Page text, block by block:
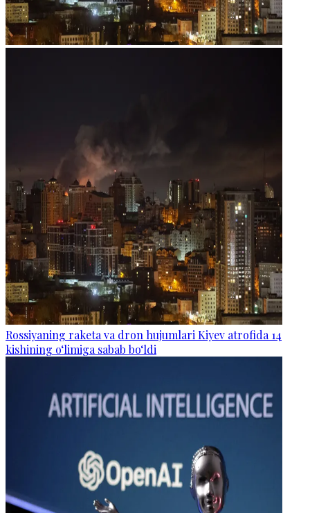
Rossiyaning raketa va dron hujumlari Kiyev atrofida 14
kishining o‘limiga sabab bo‘ldi